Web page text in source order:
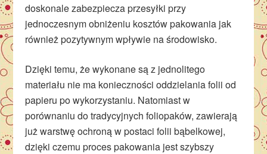
doskonale zabezpiecza przesyłki przy
jednoczesnym obniżeniu kosztów pakowania jak
również pozytywnym wpływie na środowisko.
Dzięki temu, że wykonane są z jednolitego
materiału nie ma konieczności oddzielania folii od
papieru po wykorzystaniu. Natomiast w
porównaniu do tradycyjnych foliopaków, zawierają
już warstwę ochroną w postaci folii bąbelkowej,
dzięki czemu proces pakowania jest szybszy